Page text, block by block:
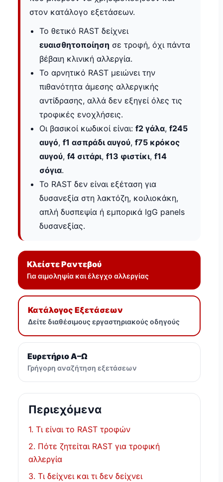
στον κατάλογο εξετάσεων.
Το θετικό RAST δείχνει
ευαισθητοποίηση σε τροφή, όχι πάντα
βέβαιη κλινική αλλεργία.
Το αρνητικό RAST μειώνει την
πιθανότητα άμεσης αλλεργικής
αντίδρασης, αλλά δεν εξηγεί όλες τις
τροφικές ενοχλήσεις.
Οι βασικοί κωδικοί είναι: f2 γάλα, f245
αυγό, f1 ασπράδι αυγού, f75 κρόκος
αυγού, f4 σιτάρι, f13 φιστίκι, f14
σόγια.
Το RAST δεν είναι εξέταση για
δυσανεξία στη λακτόζη, κοιλιοκάκη,
απλή δυσπεψία ή εμπορικά IgG panels
δυσανεξίας.
Κλείστε Ραντεβού
Για αιμοληψία και έλεγχο αλλεργίας
Κατάλογος Εξετάσεων
Δείτε διαθέσιμους εργαστηριακούς οδηγούς
Ευρετήριο Α–Ω
Γρήγορη αναζήτηση εξετάσεων
Περιεχόμενα
1. Τι είναι το RAST τροφών
2. Πότε ζητείται RAST για τροφική
αλλεργία
3. Τι δείχνει και τι δεν δείχνει